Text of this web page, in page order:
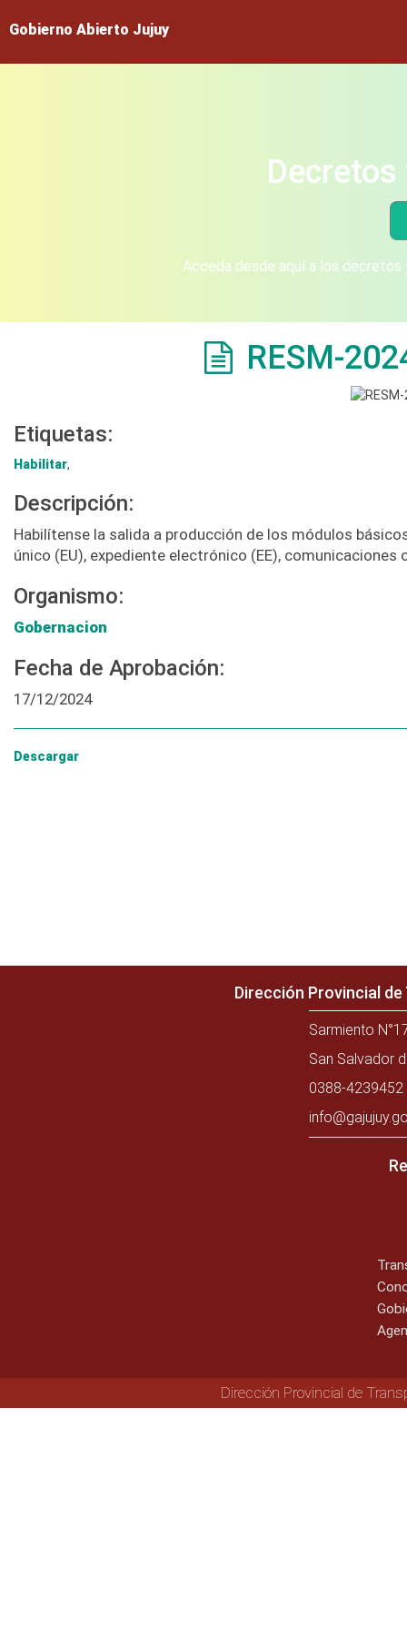
Gobierno Abierto Jujuy
Acceda desde aquí a los
RESM-
Etiquetas:
Habilitar,
Descripción:
Habilítense la salida a producción de los módulos
único (EU), expediente electrónico (EE), comunicaciones
Organismo:
Gobernacion
Fecha de Aprobación:
17/12/2024
Descargar
Dirección Provincial
Sarmiento
San Salvador
0388-
Dirección Provincial de